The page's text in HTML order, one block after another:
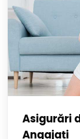
Asigurări
Angajați